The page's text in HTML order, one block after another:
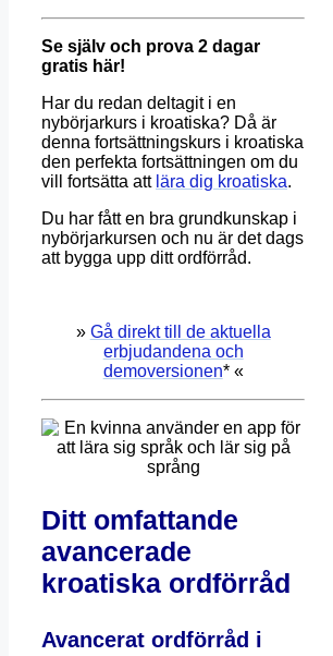
Se själv och prova 2 dagar
gratis här!
Har du redan deltagit i en
nybörjarkurs i kroatiska? Då är
denna fortsättningskurs i kroatiska
den perfekta fortsättningen om du
vill fortsätta att lära dig kroatiska.
Du har fått en bra grundkunskap i
nybörjarkursen och nu är det dags
att bygga upp ditt ordförråd.
» Gå direkt till de aktuella
erbjudandena och
demoversionen* «
Ditt omfattande
avancerade
kroatiska ordförråd
Avancerat ordförråd i